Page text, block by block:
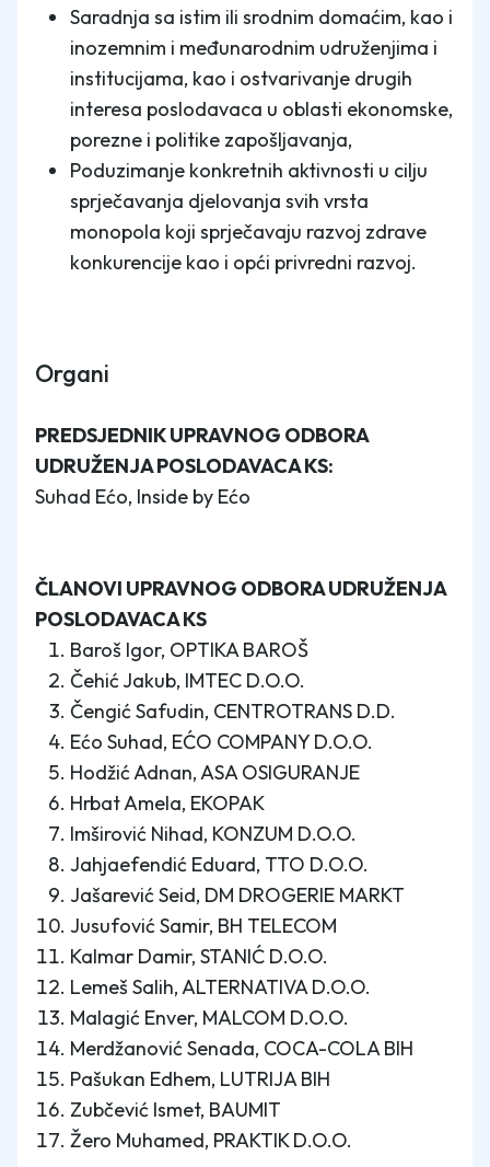
Saradnja sa istim ili srodnim domaćim, kao i
inozemnim i međunarodnim udruženjima i
institucijama, kao i ostvarivanje drugih
interesa poslodavaca u oblasti ekonomske,
porezne i politike zapošljavanja,
Poduzimanje konkretnih aktivnosti u cilju
sprječavanja djelovanja svih vrsta
monopola koji sprječavaju razvoj zdrave
konkurencije kao i opći privredni razvoj.
Organi
PREDSJEDNIK UPRAVNOG ODBORA
UDRUŽENJA POSLODAVACA KS:
Suhad Ećo, Inside by Ećo
ČLANOVI UPRAVNOG ODBORA UDRUŽENJA
POSLODAVACA KS
Baroš Igor, OPTIKA BAROŠ
Čehić Jakub, IMTEC D.O.O.
Čengić Safudin, CENTROTRANS D.D.
Ećo Suhad, EĆO COMPANY D.O.O.
Hodžić Adnan, ASA OSIGURANJE
Hrbat Amela, EKOPAK
Imširović Nihad, KONZUM D.O.O.
Jahjaefendić Eduard, TTO D.O.O.
Jašarević Seid, DM DROGERIE MARKT
Jusufović Samir, BH TELECOM
Kalmar Damir, STANIĆ D.O.O.
Lemeš Salih, ALTERNATIVA D.O.O.
Malagić Enver, MALCOM D.O.O.
Merdžanović Senada, COCA-COLA BIH
Pašukan Edhem, LUTRIJA BIH
Zubčević Ismet, BAUMIT
Žero Muhamed, PRAKTIK D.O.O.